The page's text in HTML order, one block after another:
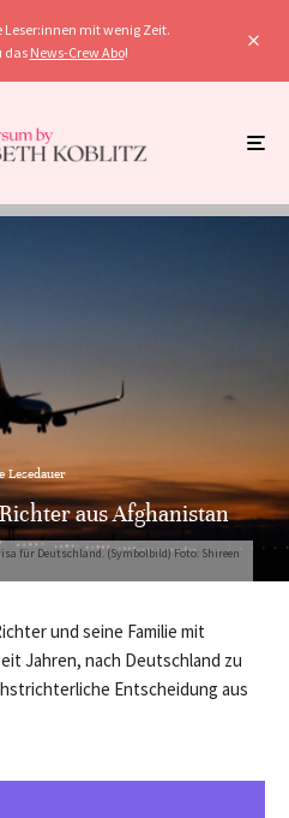
Leser:innen mit wenig Zeit.
das News-Crew Abo!
für Deutschland. (Symbolbild) Foto: Shireen
Lesedauer
aus Afghanistan
und seine Familie mit
Jahren, nach Deutschland zu
Entscheidung aus